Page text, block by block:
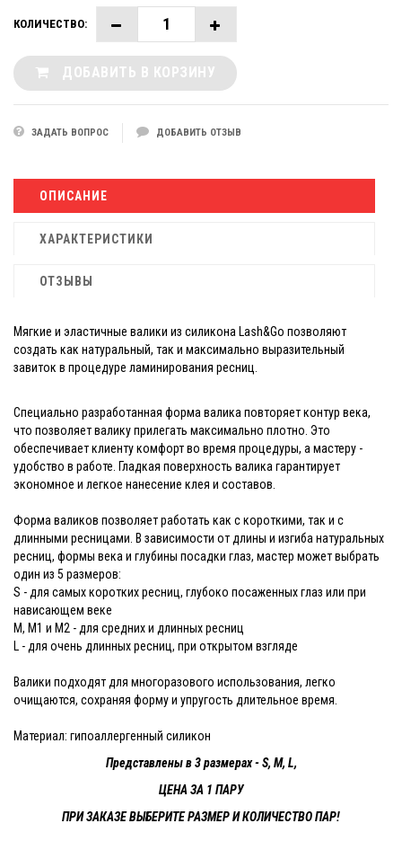
КОЛИЧЕСТВО:
ДОБАВИТЬ В КОРЗИНУ
ЗАДАТЬ ВОПРОС ДОБАВИТЬ ОТЗЫВ
ОПИСАНИЕ
ХАРАКТЕРИСТИКИ
ОТЗЫВЫ
Мягкие и эластичные валики из силикона Lash&Go позволяют
создать как натуральный, так и максимально выразительный
завиток в процедуре ламинирования ресниц.
Специально разработанная форма валика повторяет контур века,
что позволяет валику прилегать максимально плотно. Это
обеспечивает клиенту комфорт во время процедуры, а мастеру -
удобство в работе. Гладкая поверхность валика гарантирует
экономное и легкое нанесение клея и составов.
Форма валиков позволяет работать как с короткими, так и с
длинными ресницами. В зависимости от длины и изгиба натуральных
ресниц, формы века и глубины посадки глаз, мастер может выбрать
один из 5 размеров:
S - для самых коротких ресниц, глубоко посаженных глаз или при
нависающем веке
M, M1 и M2 - для средних и длинных ресниц
L - для очень длинных ресниц, при открытом взгляде
Валики подходят для многоразового использования, легко
очищаются, сохраняя форму и упругость длительное время.
Материал: гипоаллергенный силикон
Представлены в 3 размерах - S, M, L,
ЦЕНА ЗА 1 ПАРУ
ПРИ ЗАКАЗЕ ВЫБЕРИТЕ РАЗМЕР И КОЛИЧЕСТВО ПАР!